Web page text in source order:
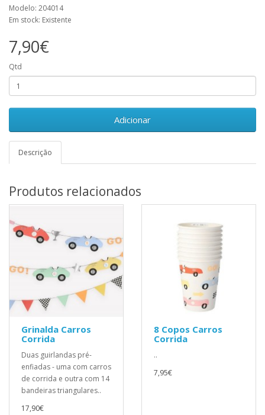
Modelo: 204014
Em stock: Existente
7,90€
Qtd
Adicionar
Descrição
Produtos relacionados
Grinalda Carros
Corrida
Duas guirlandas pré-
enfiadas - uma com carros
de corrida e outra com 14
bandeiras triangulares..
17,90€
8 Copos Carros
Corrida
..
7,95€